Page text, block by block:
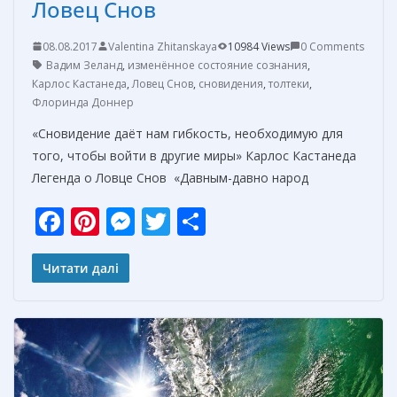
Ловец Снов
08.08.2017 Valentina Zhitanskaya 10984 Views
0 Comments
Вадим Зеланд, изменённое состояние сознания,
Карлос Кастанеда,Ловец Снов, сновидения, толтеки,
Флоринда Доннер
«Сновидение даёт нам гибкость, необходимую для
того, чтобы войти в другие миры» Карлос Кастанеда
Легенда о Ловце Снов «Давным-давно народ
F
ac
e
o
o
Pi
nt
er
st
M
n
g
T
а
в
Читати далі